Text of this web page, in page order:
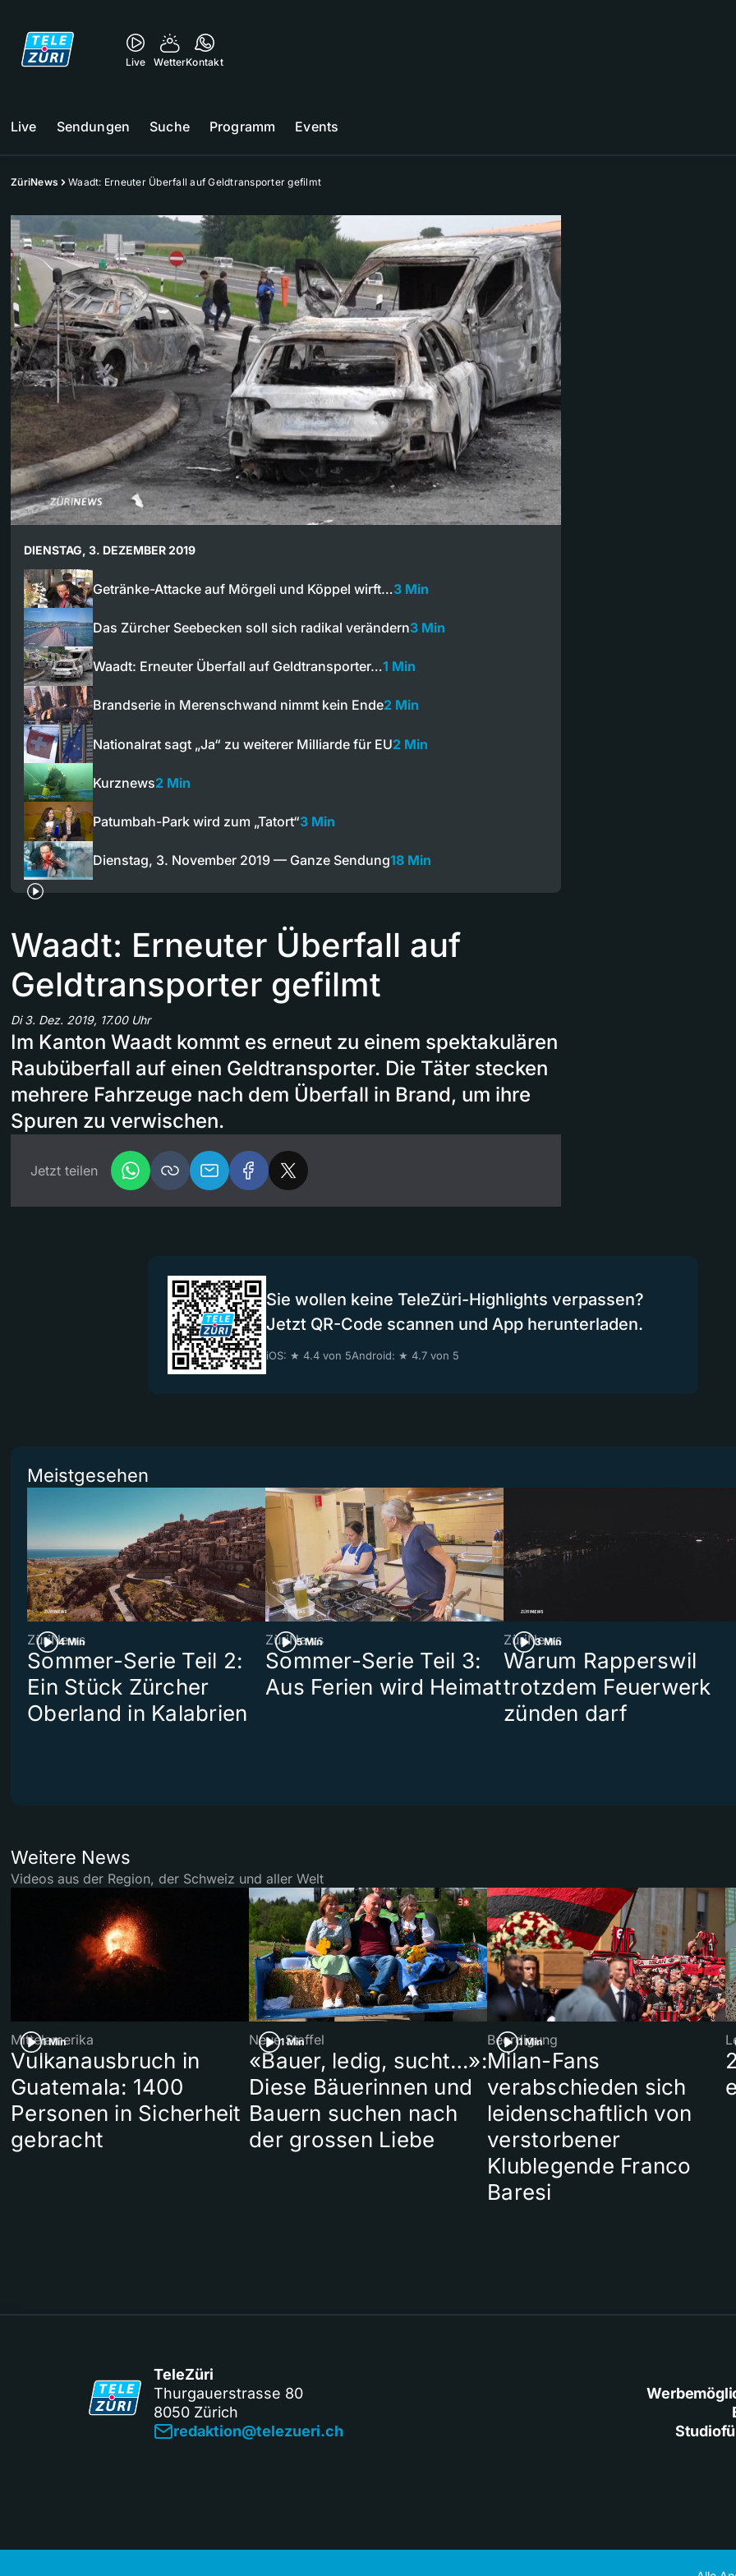
Live WetterKontakt
Live Sendungen Suche Programm Events
ZüriNews Waadt: Erneuter Überfall auf Geldtransporter gefilmt
DIENSTAG, 3. DEZEMBER 2019
Getränke-Attacke auf Mörgeli und Köppel wirft…3 Min
Das Zürcher Seebecken soll sich radikal verändern3 Min
Waadt: Erneuter Überfall auf Geldtransporter…1 Min
Brandserie in Merenschwand nimmt kein Ende2 Min
Nationalrat sagt „Ja“ zu weiterer Milliarde für EU2 Min
Kurznews2 Min
Patumbah-Park wird zum „Tatort“3 Min
Dienstag, 3. November 2019 — Ganze Sendung18 Min
Waadt: Erneuter Überfall auf
Geldtransporter gefilmt
Di 3. Dez. 2019, 17.00 Uhr
Im Kanton Waadt kommt es erneut zu einem spektakulären
Raubüberfall auf einen Geldtransporter. Die Täter stecken
mehrere Fahrzeuge nach dem Überfall in Brand, um ihre
Spuren zu verwischen.
Jetzt teilen
Sie wollen keine TeleZüri-Highlights verpassen?
Jetzt QR-Code scannen und App herunterladen.
iOS: ★ 4.4 von 5Android: ★ 4.7 von 5
Meistgesehen
4 Min
ZüriNews
Sommer-Serie Teil 2:
Ein Stück Zürcher
Oberland in Kalabrien
5 Min
ZüriNews
Sommer-Serie Teil 3:
Aus Ferien wird Heimat
3 Min
ZüriNews
Warum Rapperswil
trotzdem Feuerwerk
zünden darf
Weitere News
Videos aus der Region, der Schweiz und aller Welt
1 Min
Mittelamerika
Vulkanausbruch in
Guatemala: 1400
Personen in Sicherheit
gebracht
1 Min
Neue Staffel
«Bauer, ledig, sucht…»:
Diese Bäuerinnen und
Bauern suchen nach
der grossen Liebe
1 Min
Beerdigung
Milan-Fans
verabschieden sich
leidenschaftlich von
verstorbener
Klublegende Franco
Baresi
TeleZüri
Thurgauerstrasse 80
8050 Zürich
redaktion@telezueri.ch